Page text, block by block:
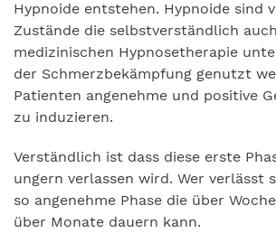
Hypnoide entstehen. Hypnoide sind
Zustände die selbstverständlich
medizinischen Hypnosetherapie
der Schmerzbekämpfung genutzt
Patienten angenehme und positive
zu induzieren.
Verständlich ist dass diese erste
ungern verlassen wird. Wer verlässt
so angenehme Phase die über
über Monate dauern kann.